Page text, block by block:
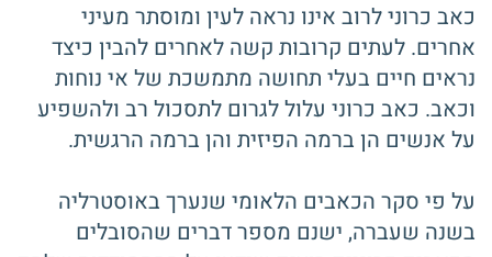
כאב כרוני לרוב אינו נראה לעין ומוסתר מעיני
אחרים. לעתים קרובות קשה לאחרים להבין כיצד
נראים חיים בעלי תחושה מתמשכת של אי נוחות
וכאב. כאב כרוני עלול לגרום לתסכול רב ולהשפיע
על אנשים הן ברמה הפיזית והן ברמה הרגשית.
על פי סקר הכאבים הלאומי שנערך באוסטרליה
בשנה שעברה, ישנם מספר דברים שהסובלים